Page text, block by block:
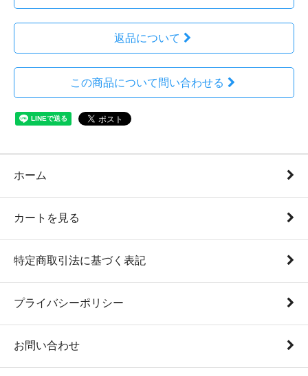
返品について
この商品について問い合わせる
ホーム
カートを見る
特定商取引法に基づく表記
プライバシーポリシー
お問い合わせ